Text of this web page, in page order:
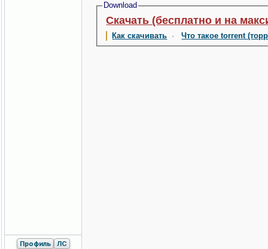
Download
Скачать (бесплатно и на
Как скачивать ·Что такое torrent
Профиль ЛС